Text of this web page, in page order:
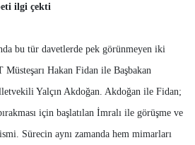
ilgi çekti
bu tür davetlerde pek görünmeyen iki
Hakan Fidan ile Başbakan
Yalçın Akdoğan. Akdoğan ile Fidan;
için başlatılan İmralı ile görüşme ve
Sürecin aynı zamanda hem mimarları